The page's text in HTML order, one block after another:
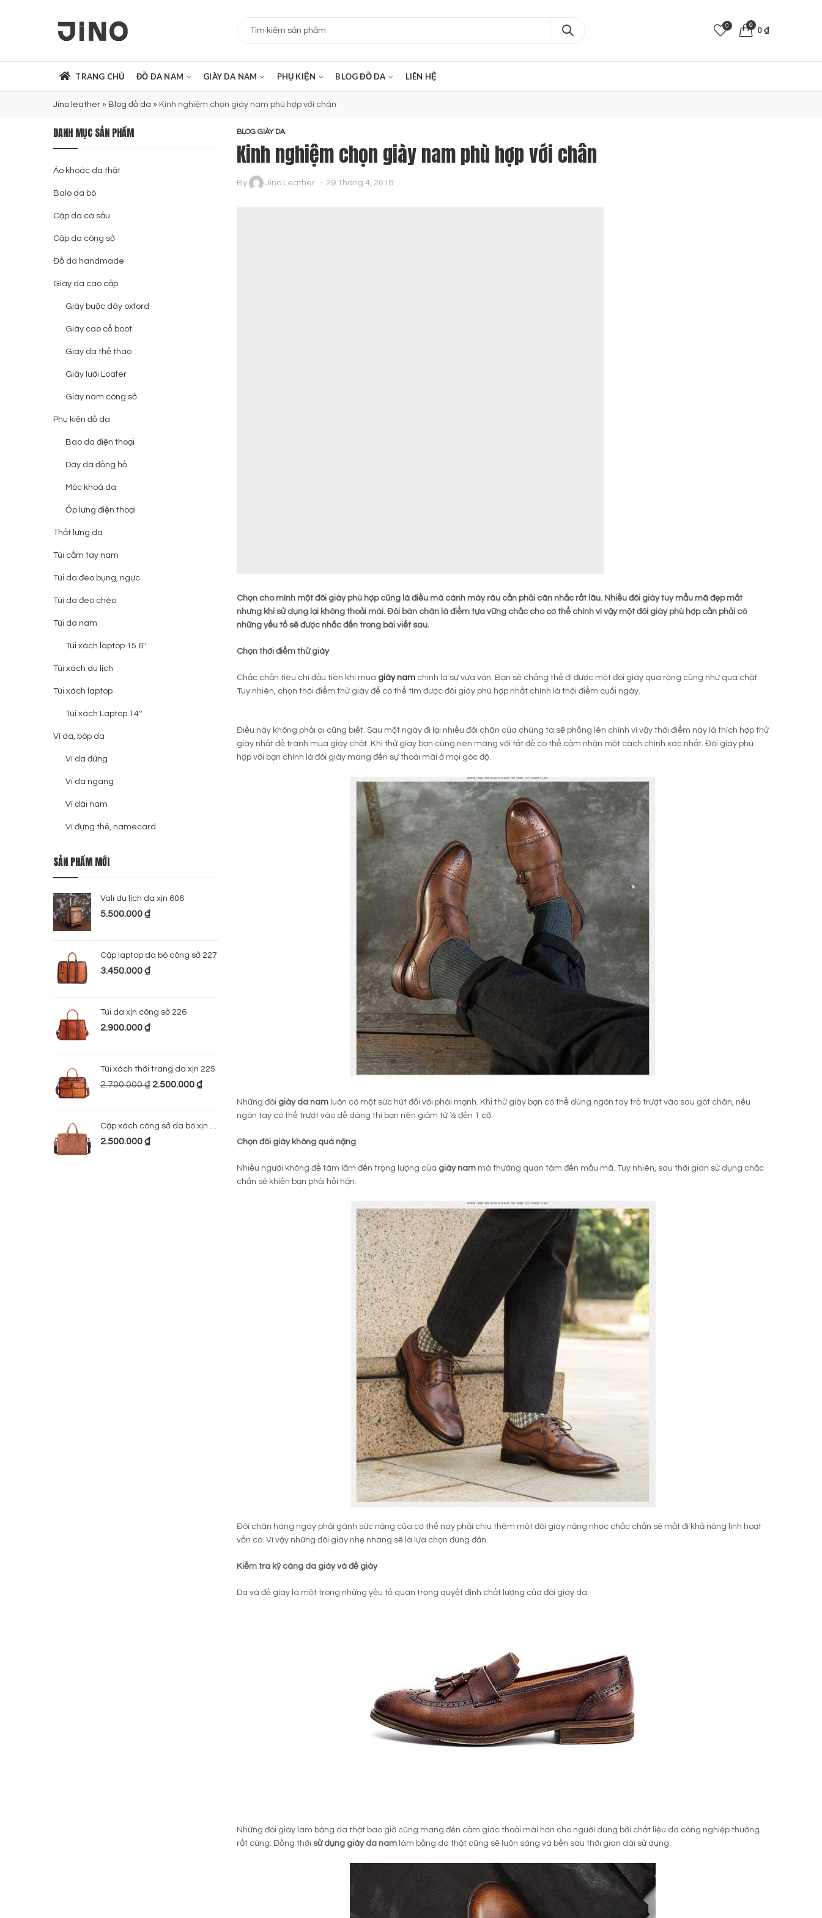
0 0
0 ₫
TRANG CHỦ ĐỒ DA NAM GIÀY DA NAM PHỤ KIỆN BLOG ĐỒ DA LIÊN HỆ
Jino leather » Blog đồ da » Kinh nghiệm chọn giày nam phù hợp với chân
BLOG GIÀY DA
Kinh nghiệm chọn giày nam phù hợp với chân
By Jino Leather 29 Tháng 4, 2018
Chọn cho mình một đôi giày phù hợp cũng là điều mà cánh mày râu cần phải cân nhắc rất lâu. Nhiều đôi giày tuy mẫu mã đẹp mắt
nhưng khi sử dụng lại không thoải mái. Đôi bàn chân là điểm tựa vững chắc cho cơ thể chính vì vậy một đôi giày phù hợp cần phải có
những yếu tố sẽ được nhắc đến trong bài viết sau.
Chọn thời điểm thử giày
Chắc chắn tiêu chí đầu tiên khi mua giày nam chính là sự vừa vặn. Bạn sẽ chẳng thể đi được một đôi giày quá rộng cũng như quá chật.
Tuy nhiên, chọn thời điểm thử giày để có thể tìm được đôi giày phù hợp nhất chính là thời điểm cuối ngày.
Điều này không phải ai cũng biết. Sau một ngày đi lại nhiều đôi chân của chúng ta sẽ phồng lên chính vì vậy thời điểm này là thích hợp thử
giày nhất để tránh mua giày chật. Khi thử giày bạn cũng nên mang với tất để có thể cảm nhận một cách chính xác nhất. Đôi giày phù
hợp với bạn chính là đôi giày mang đến sự thoải mái ở mọi góc độ.
Những đôi giày da nam luôn có một sức hút đối với phái mạnh. Khi thử giày bạn có thể dùng ngón tay trỏ trượt vào sau gót chân, nếu
ngón tay có thể trượt vào dễ dàng thì bạn nên giảm từ ½ đến 1 cỡ.
Chọn đôi giày không quá nặng
Nhiều người không để tâm lắm đến trọng lượng của giày nam mà thường quan tâm đến mẫu mã. Tuy nhiên, sau thời gian sử dụng chắc
chắn sẽ khiến bạn phải hối hận.
Đôi chân hàng ngày phải gánh sức nặng của cơ thể nay phải chịu thêm một đôi giày nặng nhọc chắc chắn sẽ mất đi khả năng linh hoạt
vốn có. Vì vậy những đôi giày nhẹ nhàng sẽ là lựa chọn đúng đắn.
Kiểm tra kỹ càng da giày và đế giày
Da và đế giày là một trong những yếu tố quan trọng quyết định chất lượng của đôi giày da.
Những đôi giày làm bằng da thật bao giờ cũng mang đến cảm giác thoải mái hơn cho người dùng bởi chất liệu da công nghiệp thường
rất cứng. Đồng thời sử dụng giày da nam làm bằng da thật cũng sẽ luôn sáng và bền sau thời gian dài sử dụng.
DANH MỤC SẢN PHẨM
Áo khoác da thật
Balo da bò
Cặp da cá sấu
Cặp da công sở
Đồ da handmade
Giày da cao cấp
Giày buộc dây oxford
Giày cao cổ boot
Giày da thể thao
Giày lười Loafer
Giày nam công sở
Phụ kiện đồ da
Bao da điện thoại
Dây da đồng hồ
Móc khoá da
Ốp lưng điện thoại
Thắt lưng da
Túi cầm tay nam
Túi da đeo bụng, ngực
Túi da đeo chéo
Túi da nam
Túi xách laptop 15.6''
Túi xách du lịch
Túi xách laptop
Túi xách Laptop 14''
Ví da, bóp da
Ví da đứng
Ví da ngang
Ví dài nam
Ví đựng thẻ, namecard
SẢN PHẨM MỚI
Vali du lịch da xịn 606
5.500.000₫
Cặp laptop da bò công sở 227
3.450.000₫
Túi da xịn công sở 226
2.900.000₫
Túi xách thời trang da xịn 225
2.700.000₫ 2.500.000₫
Cặp xách công sở da bò xịn 224
2.500.000₫